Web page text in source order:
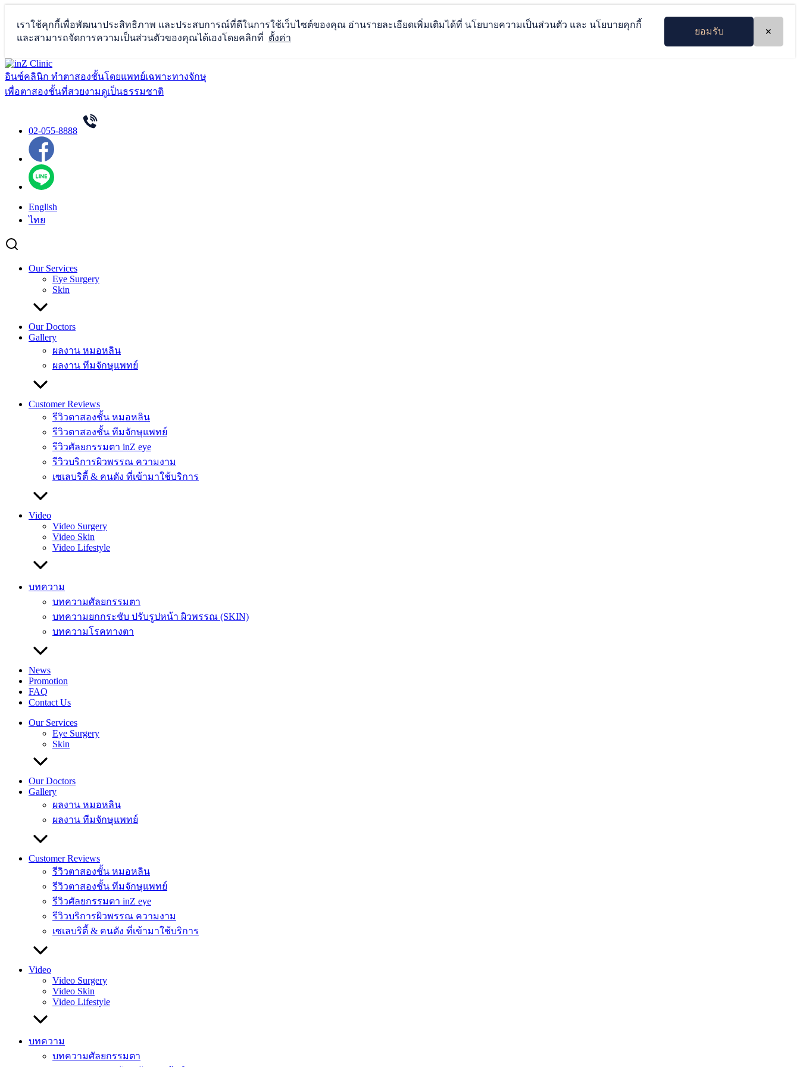
Skip
to
content
อินซ์คลินิก ทำตาสองชั้นโดยแพทย์เฉพาะทางจักษุ
เพื่อตาสองชั้นที่สวยงามดูเป็นธรรมชาติ
02-055-8888
English
ไทย
Our Services
Eye Surgery
Skin
Our Doctors
Gallery
ผลงาน หมอหลิน
ผลงาน ทีมจักษุแพทย์
Customer Reviews
รีวิวตาสองชั้น หมอหลิน
รีวิวตาสองชั้น ทีมจักษุแพทย์
รีวิวศัลยกรรมตา inZ eye
รีวิวบริการผิวพรรณ ความงาม
เซเลบริตี้ & คนดัง ที่เข้ามาใช้บริการ
Video
Video Surgery
Video Skin
Video Lifestyle
บทความ
บทความศัลยกรรมตา
บทความยกกระชับ ปรับรูปหน้า ผิวพรรณ (SKIN)
บทความโรคทางตา
News
Promotion
FAQ
Contact Us
Our Services
Eye Surgery
Skin
Our Doctors
Gallery
ผลงาน หมอหลิน
ผลงาน ทีมจักษุแพทย์
Customer Reviews
รีวิวตาสองชั้น หมอหลิน
รีวิวตาสองชั้น ทีมจักษุแพทย์
รีวิวศัลยกรรมตา inZ eye
รีวิวบริการผิวพรรณ ความงาม
เซเลบริตี้ & คนดัง ที่เข้ามาใช้บริการ
Video
Video Surgery
Video Skin
Video Lifestyle
บทความ
บทความศัลยกรรมตา